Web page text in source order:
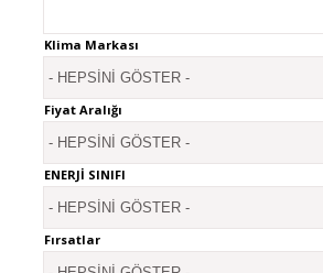
Klima Markası
Fiyat Aralığı
ENERJİ SINIFI
Fırsatlar